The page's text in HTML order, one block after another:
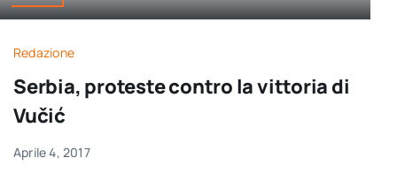
Redazione
Serbia, proteste contro la vittoria di
Vučić
Aprile 4, 2017